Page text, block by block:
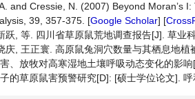
and Cressie, N. (2007) Beyond Moran’s
39, 357-375. [Google Scholar] [
跃, 等. 四川省草原鼠荒地调查报告[J]. 草业
庆, 王正寰. 高原鼠兔洞穴数量与其栖息地
、放牧对高寒湿地土壤呼吸动态变化的影
的草原鼠害预警研究[D]: [硕士学位论文]. 呼